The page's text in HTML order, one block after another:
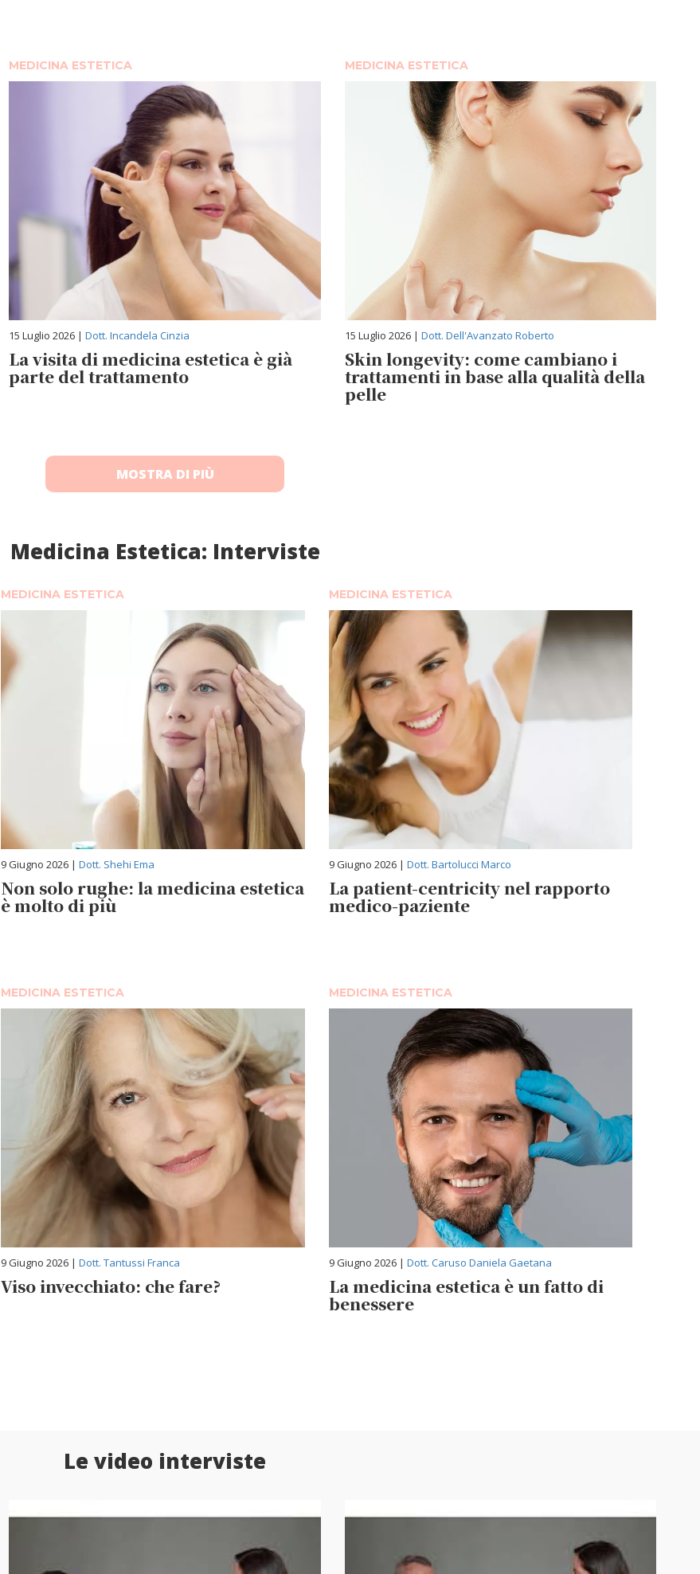
MEDICINA ESTETICA
15 Luglio 2026 |Dott. Incandela Cinzia
La visita di medicina estetica è già
parte del trattamento
MEDICINA ESTETICA
15 Luglio 2026 | Dott. Dell'Avanzato Roberto
Skin longevity: come cambiano i
trattamenti in base alla qualità della
pelle
MOSTRA DI PIÙ
Medicina Estetica: Interviste
MEDICINA ESTETICA
9 Giugno 2026 |Dott. Shehi Ema
Non solo rughe: la medicina estetica
è molto di più
MEDICINA ESTETICA
9 Giugno 2026 | Dott. Bartolucci Marco
La patient-centricity nel rapporto
medico-paziente
MEDICINA ESTETICA
9 Giugno 2026 |Dott. Tantussi Franca
Viso invecchiato: che fare?
MEDICINA ESTETICA
9 Giugno 2026 | Dott. Caruso Daniela Gaetana
La medicina estetica è un fatto di
benessere
Le video interviste